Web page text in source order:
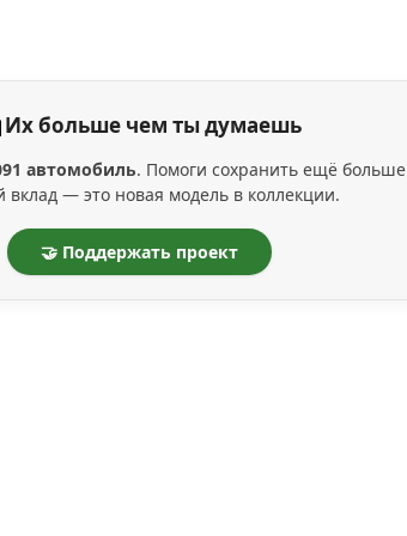
Их больше чем ты думаешь
автомобиль. Помоги сохранить ещё
— это новая модель в коллекции.
🤝 Поддержать проект